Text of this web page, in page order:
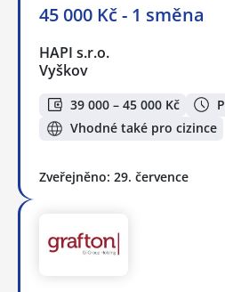
45 000 Kč - 1 směna
HAPI s.r.o.
Vyškov
39 000 – 45 000 Kč
Vhodné také pro cizince
Zveřejněno: 29. července